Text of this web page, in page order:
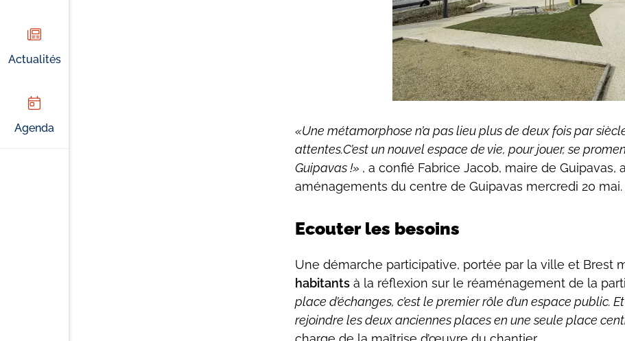
Actualités
Agenda
Après 11 mois de travaux, Guipavas jouit d'une
renforce l'attractivité du
Une métamorphose n’a pas lieu plus de deux fois par
attentes.C’est un nouvel espace de vie, pour jouer, se
Guipavas !
, a confié Fabrice Jacob, maire de
aménagements du centre de Guipavas mercredi 20 mai.
Ecouter les besoins
Une démarche participative, portée par la ville et Brest
habitants à la réflexion sur le réaménagement de la
place d’échanges, c’est le premier rôle d’un espace public.
rejoindre les deux anciennes places en une seule place